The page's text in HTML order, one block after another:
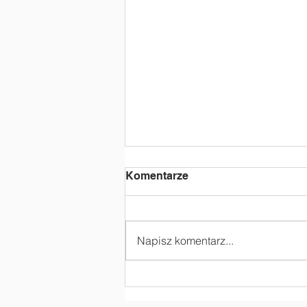
Komentarze
Napisz komentarz...